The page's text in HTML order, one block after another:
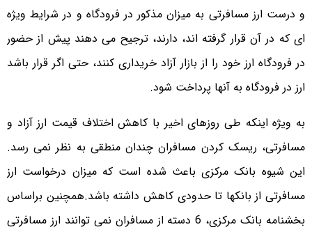
و درست ارز مسافرتی به میزان مذکور در فرودگاه و در شرایط ویژه
ای که در آن قرار گرفته اند، دارند، ترجیح می دهند پیش از حضور
در فرودگاه ارز خود را از بازار آزاد خریداری کنند، حتی اگر قرار باشد
ارز در فرودگاه به آنها پرداخت شود.
به ویژه اینکه طی روزهای اخیر با کاهش اختلاف قیمت ارز آزاد و
مسافرتی، ریسک کردن مسافران چندان منطقی به نظر نمی رسد.
این شیوه بانک مرکزی باعث شده است که میزان درخواست ارز
مسافرتی از بانکها تا حدودی کاهش داشته باشد.همچنین براساس
بخشنامه بانک مرکزی، 6 دسته از مسافران نمی توانند ارز مسافرتی